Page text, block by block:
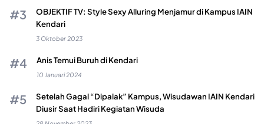
OBJEKTIF TV: Style Sexy Alluring Menjamur di Kampus IAIN
Kendari
3 Oktober 2023
Anis Temui Buruh di Kendari
10 Januari 2024
Setelah Gagal “Dipalak” Kampus, Wisudawan IAIN Kendari
Diusir Saat Hadiri Kegiatan Wisuda